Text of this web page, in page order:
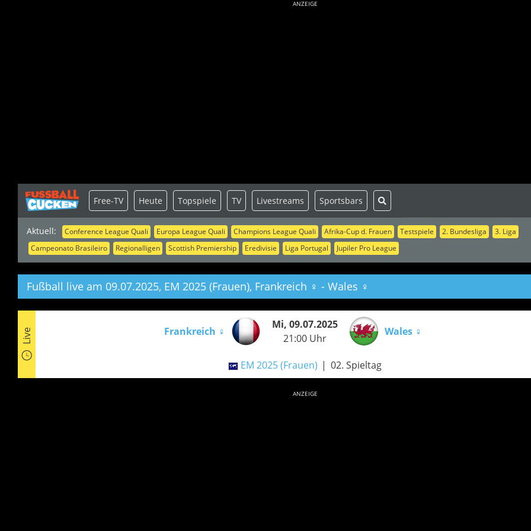
ANZEIGE
Aktuell: Conference League Quali Europa League Quali Champions League Quali Afrika-Cup d. Frauen Testspiele 2. Bundesliga
3. Liga
Campeonato Brasileiro
Regionalligen Scottish Premiership Eredivisie Liga Portugal Jupiler Pro League
Free-TV Heute Topspiele TV Livestreams Sportsbars
Fußball live am 09.07.2025, EM 2025 (Frauen), Frankreich ♀ - Wales ♀
Live Frankreich ♀
Mi, 09.07.2025
21:00 Uhr
Wales ♀
EM 2025 (Frauen) 02. Spieltag
ANZEIGE